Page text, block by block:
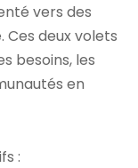
vers des
deux volets
besoins, les
en
: